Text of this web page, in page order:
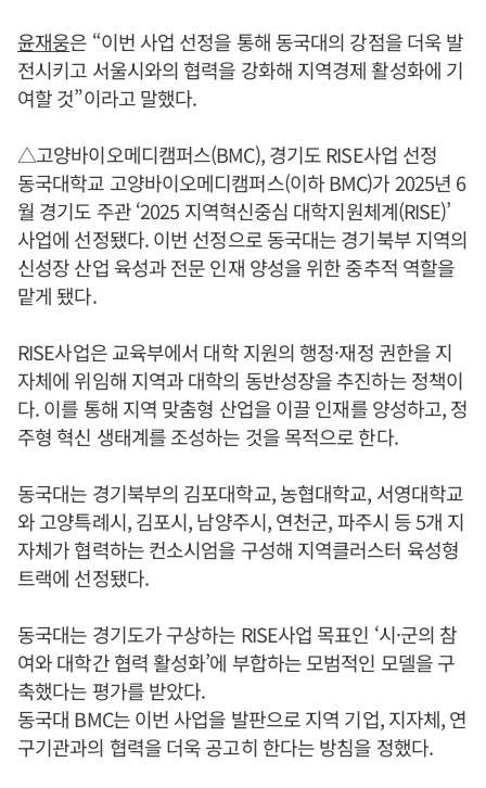
윤재웅은 “이번 사업 선정을 통해 동국대의 강점을 더욱 발
전시키고 서울시와의 협력을 강화해 지역경제 활성화에 기
여할 것”이라고 말했다.
△고양바이오메디캠퍼스(BMC), 경기도 RISE사업 선정
동국대학교 고양바이오메디캠퍼스(이하 BMC)가 2025년 6
월 경기도 주관 ‘2025 지역혁신중심 대학지원체계(RISE)’
사업에 선정됐다. 이번 선정으로 동국대는 경기북부 지역의
신성장 산업 육성과 전문 인재 양성을 위한 중추적 역할을
맡게 됐다.
RISE사업은 교육부에서 대학 지원의 행정·재정 권한을 지
자체에 위임해 지역과 대학의 동반성장을 추진하는 정책이
다. 이를 통해 지역 맞춤형 산업을 이끌 인재를 양성하고, 정
주형 혁신 생태계를 조성하는 것을 목적으로 한다.
동국대는 경기북부의 김포대학교, 농협대학교, 서영대학교
와 고양특례시, 김포시, 남양주시, 연천군, 파주시 등 5개 지
자체가 협력하는 컨소시엄을 구성해 지역클러스터 육성형
트랙에 선정됐다.
동국대는 경기도가 구상하는 RISE사업 목표인 ‘시·군의 참
여와 대학간 협력 활성화’에 부합하는 모범적인 모델을 구
축했다는 평가를 받았다.
동국대 BMC는 이번 사업을 발판으로 지역 기업, 지자체, 연
구기관과의 협력을 더욱 공고히 한다는 방침을 정했다.